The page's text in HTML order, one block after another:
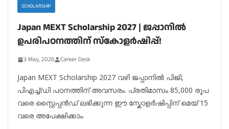
SCHOLARSHIP
Japan MEXT Scholarship 2027 | ജപ്പാനിൽ
ഉപരിപഠനത്തിന് സ്കോളർഷിപ്പ്!
3 May, 2026 Career Desk
Japan MEXT Scholarship 2027 വഴി ജപ്പാനിൽ പിജി,
പിഎച്ച്ഡി പഠനത്തിന് അവസരം. പ്രതിമാസം 85,000 രൂപ
വരെ സ്റ്റൈപ്പൻഡ് ലഭിക്കുന്ന ഈ സ്കോളർഷിപ്പിന് മെയ് 15
വരെ അപേക്ഷിക്കാം.